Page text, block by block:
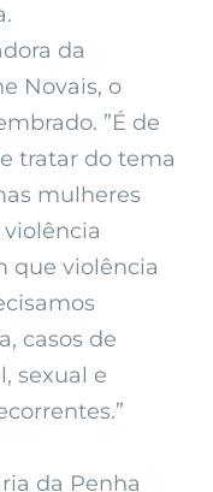
da
Novais, o
”É de
tratar do tema
mulheres
que violência
casos de
sexual e
da Penha